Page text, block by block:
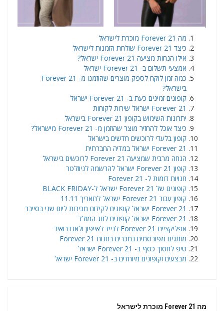
מה Forever 21 מוכרת לישראל
כיצד Forever 21 שולחת הזמנות לישראל
אילו הנחות מציעה Forever 21 ישראל?
אמצעי תשלום ב- Forever 21 ישראל
כמה זמן לוקח לספק מוצרים שהוזמנו מ- Forever 21
בישראל?
קופונים זמינים כעת ב- Forever 21 ישראל
Forever 21 ישראל שירות לקוחות
יתרונות השימוש בקופון Forever 21 בישראל
כיצד אוכל להחזיר מוצר שהוזמן מ- Forever 21 מישראל?
קופון בלעדי לרוכשים חדשים בישראל
Forever 21 ישראל במדיה החברתית
הנחה מרבית שמציעה Forever 21 לרוכשים בישראל
קופון Forever 21 ישראל להרשמה לניוזלטר
חנויות דומות ל- Forever 21
קופונים של Forever 21 ישראל ל-BLACK FRIDAY
קופון עבור Forever 21 ישראל לתאריך 11.11
Forever 21 ישראל קופונים לקידום מכירות ליום שני בסייבר
Forever 21 ישראל קופונים לחג המולד
אפליקציית Forever 21 לנייד לאייפון ולאנדרואיד
מותגים מפורסמים נמכרים בחנות Forever 21
טיפ לחסוך כסף ב- Forever 21 ישראל
מבצעים וקופונים מיוחדים ב- Forever 21 ישראל
מה Forever 21 מוכרת לישראל